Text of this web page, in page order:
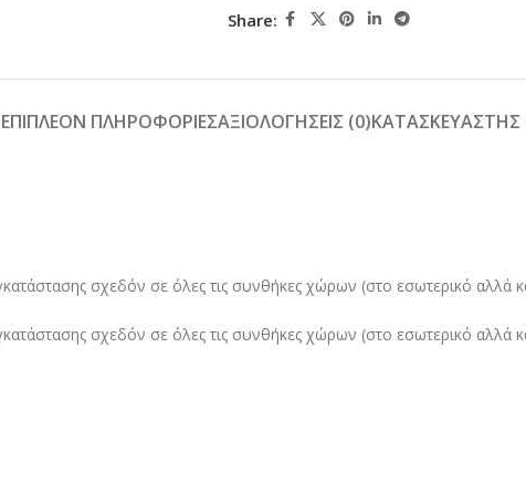
Share:
ΕΠΙΠΛΈΟΝ ΠΛΗΡΟΦΟΡΊΕΣΑΞΙΟΛΟΓΉΣΕΙΣ (0)ΚΑΤΑΣΚΕΥΑΣΤΉΣ
σχεδόν σε όλες τις συνθήκες χώρων (στο εσωτερικό αλλά
σχεδόν σε όλες τις συνθήκες χώρων (στο εσωτερικό αλλά